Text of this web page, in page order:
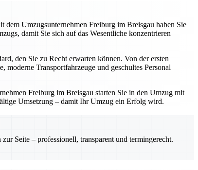
Umzugsunternehmen Freiburg im Breisgau haben Sie
damit Sie sich auf das Wesentliche konzentrieren
den Sie zu Recht erwarten können. Von der ersten
Transportfahrzeuge und geschultes Personal
Freiburg im Breisgau starten Sie in den Umzug mit
Umsetzung – damit Ihr Umzug ein Erfolg wird.
Seite – professionell, transparent und termingerecht.